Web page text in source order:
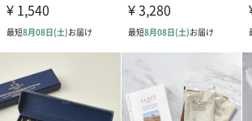
ラッピング
ギフトラッピングを施してお届けいたします。